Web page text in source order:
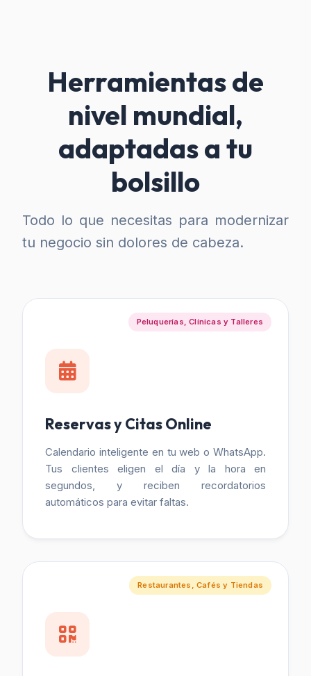
Herramientas de
nivel mundial,
adaptadas a tu
bolsillo
Todo lo que necesitas para modernizar
tu negocio sin dolores de cabeza.
Peluquerías, Clínicas y Talleres
Reservas y Citas Online
Calendario inteligente en tu web o WhatsApp.
Tus clientes eligen el día y la hora en
segundos, y reciben recordatorios
automáticos para evitar faltas.
Restaurantes, Cafés y Tiendas